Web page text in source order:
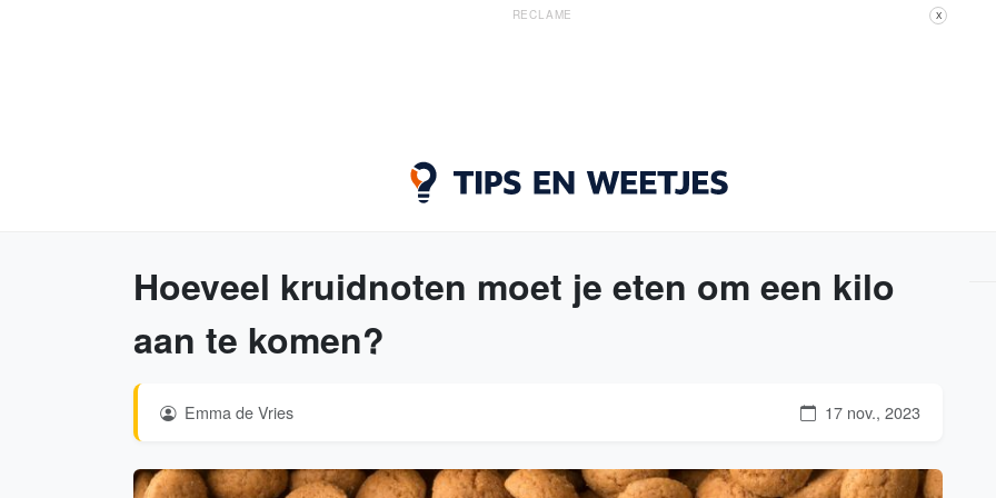
RECLAME X
Hoeveel kruidnoten moet je eten om een kilo
aan te komen?
Emma de Vries 17 nov., 2023